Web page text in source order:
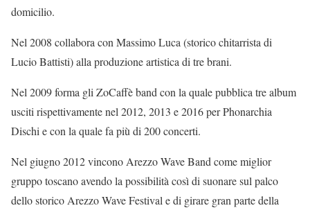
domicilio.
Nel 2008 collabora con Massimo Luca (storico chitarrista di
Lucio Battisti) alla produzione artistica di tre brani.
Nel 2009 forma gli ZoCaffè band con la quale pubblica tre album
usciti rispettivamente nel 2012, 2013 e 2016 per Phonarchia
Dischi e con la quale fa più di 200 concerti.
Nel giugno 2012 vincono Arezzo Wave Band come miglior
gruppo toscano avendo la possibilità così di suonare sul palco
dello storico Arezzo Wave Festival e di girare gran parte della